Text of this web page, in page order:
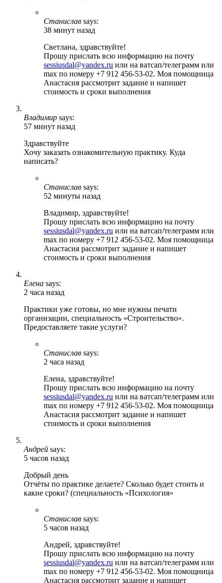
Станислав says:
38 минут назад
Светлана, здравствуйте!
Прошу прислать всю информацию на почту
sessiusdal@yandex.ru или на ватсап/телеграмм или
max по номеру +7 912 456-53-02. Моя помощница
Анастасия рассмотрит задание и напишет
стоимость и сроки выполнения
Владимир says:
57 минут назад
Здравствуйте
Хочу заказать ознакомительную практику. Куда
написать?
Станислав says:
52 минуты назад
Владимир, здравствуйте!
Прошу прислать всю информацию на почту
sessiusdal@yandex.ru или на ватсап/телеграмм или
max по номеру +7 912 456-53-02. Моя помощница
Анастасия рассмотрит задание и напишет
стоимость и сроки выполнения
Елена says:
2 часа назад
Практики уже готовы, но мне нужны печати
организации, специальность «Строительство».
Предоставляете такие услуги?
Станислав says:
2 часа назад
Елена, здравствуйте!
Прошу прислать всю информацию на почту
sessiusdal@yandex.ru или на ватсап/телеграмм или
max по номеру +7 912 456-53-02. Моя помощница
Анастасия рассмотрит задание и напишет
стоимость и сроки выполнения
Андрей says:
5 часов назад
Добрый день
Отчёты по практике делаете? Сколько будет стоить и
какие сроки? (специальность «Психология»
Станислав says:
5 часов назад
Андрей, здравствуйте!
Прошу прислать всю информацию на почту
sessiusdal@yandex.ru или на ватсап/телеграмм или
max по номеру +7 912 456-53-02. Моя помощница
Анастасия рассмотрит задание и напишет